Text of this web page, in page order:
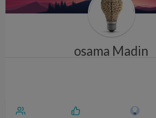
osama Madin